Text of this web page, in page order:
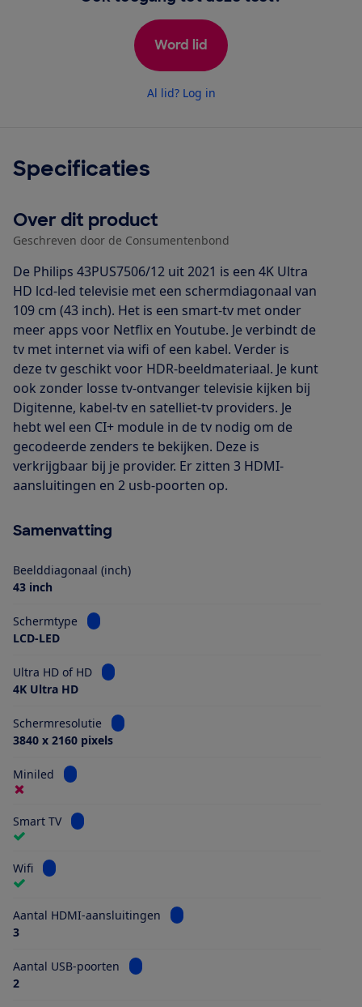
Word lid
Al lid? Log in
Specificaties
Over dit product
Geschreven door de Consumentenbond
De Philips 43PUS7506/12 uit 2021 is een 4K Ultra
HD lcd-led televisie met een schermdiagonaal van
109 cm (43 inch). Het is een smart-tv met onder
meer apps voor Netflix en Youtube. Je verbindt de
tv met internet via wifi of een kabel. Verder is
deze tv geschikt voor HDR-beeldmateriaal. Je kunt
ook zonder losse tv-ontvanger televisie kijken bij
Digitenne, kabel-tv en satelliet-tv providers. Je
hebt wel een CI+ module in de tv nodig om de
gecodeerde zenders te bekijken. Deze is
verkrijgbaar bij je provider. Er zitten 3 HDMI-
aansluitingen en 2 usb-poorten op.
Samenvatting
Beelddiagonaal (inch)
43 inch
Schermtype
Bekijk informatie voor Schermtype
LCD-LED
Ultra HD of HD
Bekijk informatie voor Ultra HD of HD
4K Ultra HD
Schermresolutie
Bekijk informatie voor Schermresolutie
3840 x 2160 pixels
Miniled Bekijk informatie voor Miniled
Smart TV Bekijk informatie voor Smart TV
Wifi Bekijk informatie voor Wifi
Aantal HDMI-aansluitingen
Bekijk informatie voor Aantal
3
Aantal USB-poorten
Bekijk informatie voor Aantal USB-poorten
2